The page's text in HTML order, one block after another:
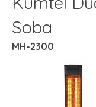
Soba
MH-2300